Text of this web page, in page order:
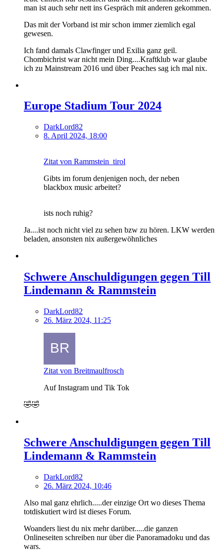
man ist auch sehr nett ins Gespräch mit anderen gekommen.
Das mit der Vorband ist mir schon immer ziemlich egal
gewesen.
Ich fand damals Clawfinger und Exilia ganz geil.
Chombichrist war nicht mein Ding....Kraftklub war glaube
ich zu Mainstream 2016 und über Peaches sag ich mal nix.
Europe Stadium Tour 2024
DarkLord82
8. April 2024, 18:00
Zitat von Rammstein_tirol
Gibts im forum denjenigen noch, der neben
blackbox music arbeitet?
ists noch ruhig?
Ja....ist noch nicht viel zu sehen bzw zu hören. LKW werden
beladen, ansonsten nix außergewöhnliches
Schwere Anschuldigungen gegen Till
Lindemann & Rammstein
DarkLord82
26. März 2024, 11:25
Zitat von Breitmaulfrosch
Auf Instagram und Tik Tok
🤣🤣
Schwere Anschuldigungen gegen Till
Lindemann & Rammstein
DarkLord82
26. März 2024, 10:46
Also mal ganz ehrlich.....der einzige Ort wo dieses Thema
totdiskutiert wird ist dieses Forum.
Woanders liest du nix mehr darüber.....die ganzen
Onlineseiten schreiben nur über die Panoramadoku und das
wars.